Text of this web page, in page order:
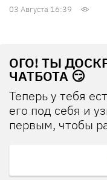
03 Августа 16:39
ОГО! ТЫ
ЧАТБОТА 😏
Теперь у тебя
его под себя и
первым, чтобы